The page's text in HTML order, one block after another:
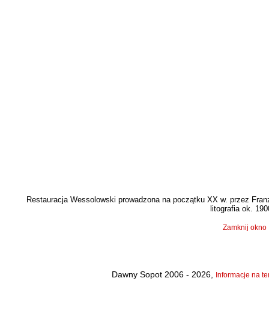
Restauracja Wessolowski prowadzona na początku XX w. przez
litografia ok.
Zamknij okno
Dawny Sopot 2006 - 2026, Informacje na